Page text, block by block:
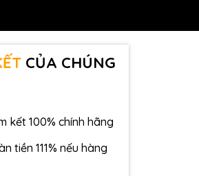
CỦA CHÚNG
kết 100% chính hãng
tiền 111% nếu hàng